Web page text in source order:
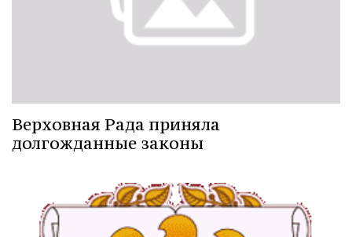
Верховная Рада приняла
долгожданные законы